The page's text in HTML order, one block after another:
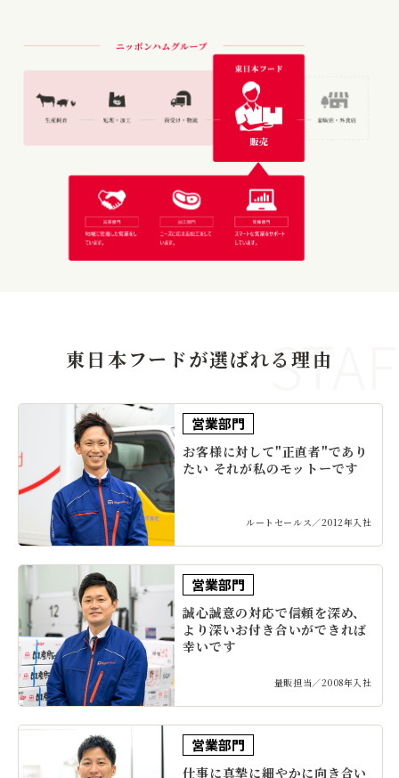
東日本フードが選ばれる理由
営業部門
お客様に対して"正直者"であり
たい それが私のモットーです
ルートセールス／2012年入社
営業部門
誠心誠意の対応で信頼を深め、
より深いお付き合いができれば
幸いです
量販担当／2008年入社
営業部門
仕事に真摯に細やかに向き合い